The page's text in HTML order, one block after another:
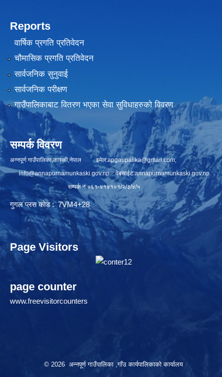
Reports
वार्षिक प्रगति प्रतिवेदन
चौमासिक प्रगति प्रतिवेदन
सार्वजनिक सुनुवाई
सार्वजनिक परीक्षण
गाउँपालिकाबाट वितरण भएका सेवा सुविधाहरुको विवरण
सम्पर्क विवरण
अन्नपूर्ण गाउँपालिका,कास्की,नेपाल इमेल:apgaupalika@gmail.com,
info@annapurnamunkaski.gov.npवेबसाईट:annapurnamunkaski.gov.np
सम्पर्क नं:०६१-४१४१०१/२/३/४/५
गुगल प्लस कोड : 7VM4+28
Page Visitors
page counter
www.freevisitorcounters
© 2026 अन्नपूर्ण गाउँपालिका ,गाँउ कार्यपालिकाको कार्यालय